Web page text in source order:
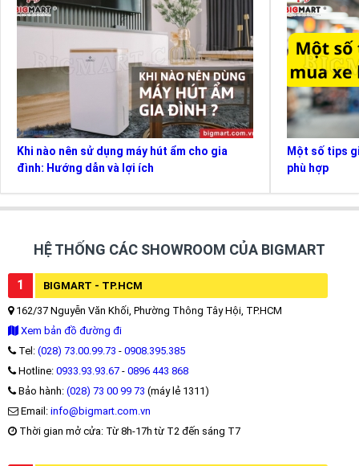
Khi nào nên sử dụng máy hút ẩm cho gia
đình: Hướng dẫn và lợi ích
Một số tips
phù hợp
HỆ THỐNG CÁC SHOWROOM CỦA BIGMART
1 BIGMART - TP.HCM
162/37 Nguyễn Văn Khối, Phường Thông Tây Hội, TP.HCM
Xem bản đồ đường đi
Tel: (028) 73.00.99.73 - 0908.395.385
Hotline: 0933.93.93.67 - 0896 443 868
Bảo hành: (028) 73 00 99 73 (máy lẻ 1311)
Email: info@bigmart.com.vn
Thời gian mở cửa: Từ 8h-17h từ T2 đến sáng T7